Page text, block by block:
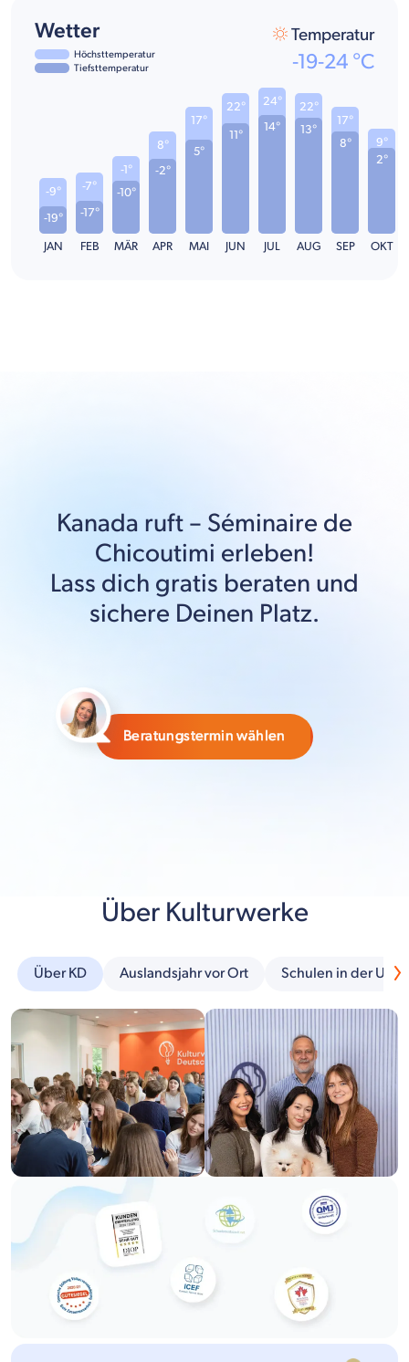
Wetter
Höchsttemperatur
Tiefsttemperatur
Temperatur
-19-24 °C
-19°
-9°
JAN
-17°
-7°
FEB
-10°
-1°
MÄR
-2°
8°
APR
5°
17°
MAI
11°
22°
JUN
14°
24°
JUL
13°
22°
AUG
8°
17°
SEP
2°
9°
OKT
Kanada ruft – Séminaire de
Chicoutimi erleben!
Lass dich gratis beraten und
sichere Deinen Platz.
Beratungstermin wählen
Über Kulturwerke
Über KD Auslandsjahr vor Ort Schulen in der